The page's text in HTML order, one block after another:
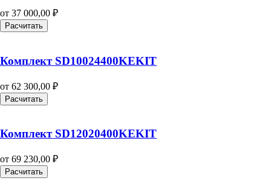
от 37 000,00 ₽
Расчитать
Комплект SD10024400KEKIT
от 62 300,00 ₽
Расчитать
Комплект SD12020400KEKIT
от 69 230,00 ₽
Расчитать